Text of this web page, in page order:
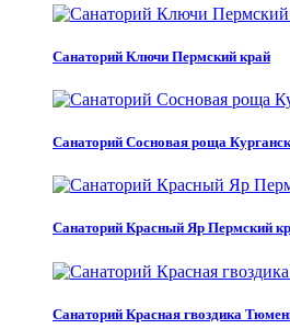
Санаторий Ключи Пермский край
Санаторий Сосновая роща
Санаторий Красный Яр Пермский
Санаторий Красная гвоздика